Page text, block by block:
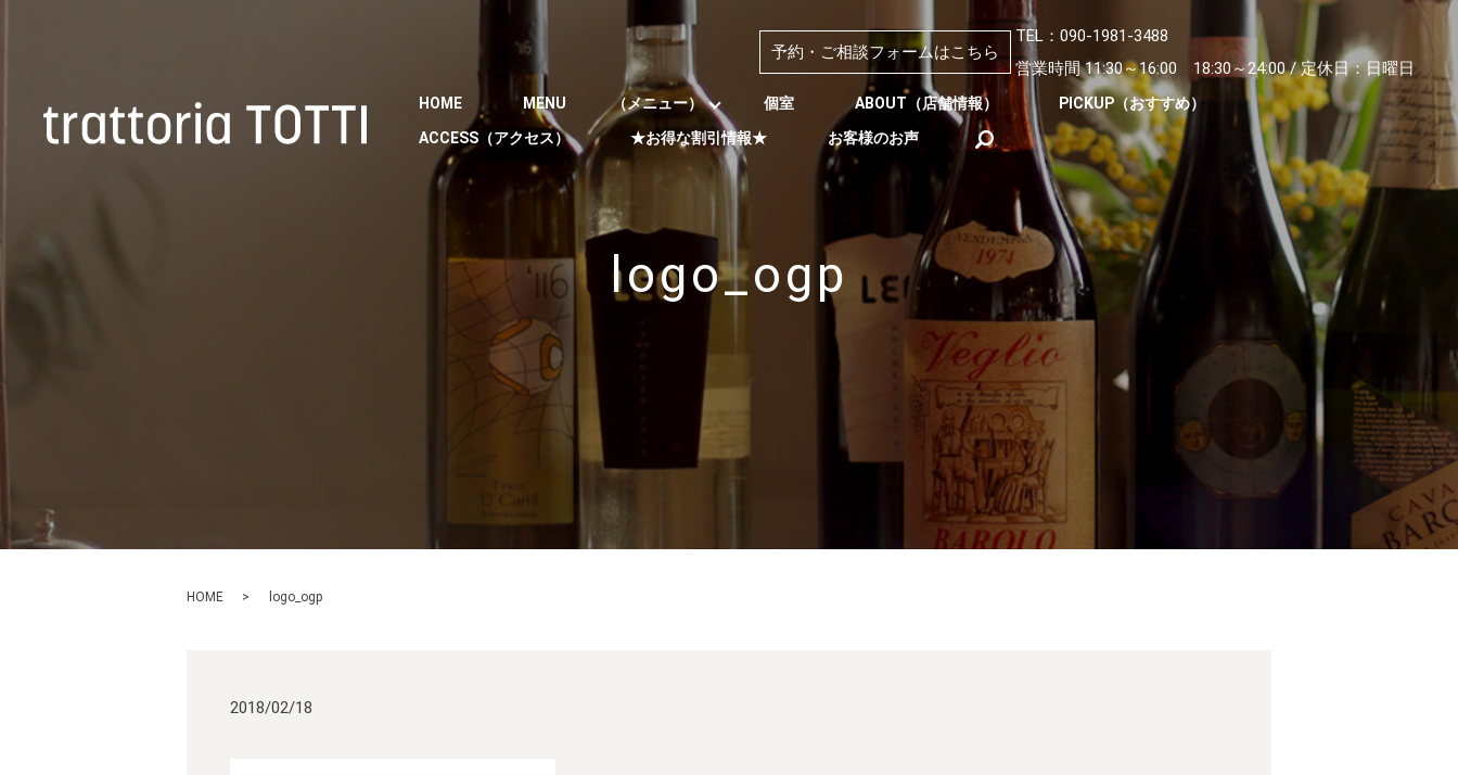
予約・ご相談フォームはこちら
TEL：090-1981-3488
営業時間 11:30～16:00 18:30～24:00 / 定休日：日曜日
HOME MENU （メニュー） 個室 ABOUT（店舗情報） PICKUP（おすすめ）
ACCESS（アクセス） ★お得な割引情報★ お客様のお声 search
logo_ogp
HOME logo_ogp
2018/02/18